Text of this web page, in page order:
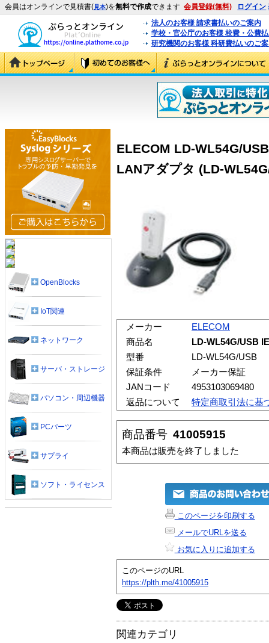
会員はオンラインで見積書(見本)を無料で作成できます 会員登録(無料) ログイン
法人のお客様 請求書払いのご案内
学校・官公庁のお客様 校費・公費
研究機関のお客様 科研費払いのご
ELECOM LD-WL54G/
LANアダプタ (LD-
メーカー
ELECOM
商品名
LD-WL54G/USB
型番
LD-WL54G/USB
保証条件
メーカー保証
JANコード
4953103069480
返品について
特定商取引法に基
商品番号 41005915
本商品は販売を終了しました
このページを印刷する
メールでURLを送る
お気に入りに追加する
このページのURL
https://plth.me/41005915
関連カテゴリ
OpenBlocks
IoT関連
ネットワーク
サーバ・ストレージ
パソコン・周辺機器
PCパーツ
サプライ
ソフト・ライセンス